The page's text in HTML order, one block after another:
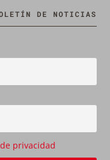
DE NOTICIAS
privacidad